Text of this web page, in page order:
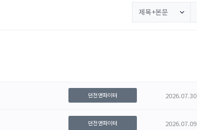
제목+본문
던전앤파이터 2026.07.30
던전앤파이터 2026.07.09